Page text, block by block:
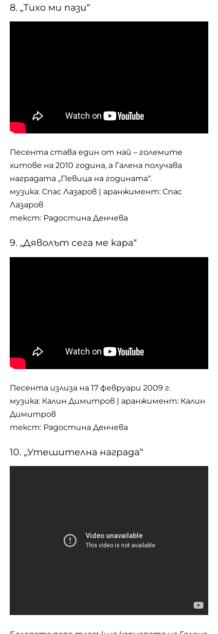
8. „Тихо ми пази“
Песента става един от най – големите
хитове на 2010 година, а Галена получава
наградата „Певица на годината“.
музика: Спас Лазаров | аранжимент: Спас
Лазаров
текст: Радостина Денчева
9. „Дяволът сега ме кара“
Песента излиза на 17 февруари 2009 г.
музика: Калин Димитров | аранжимент: Калин
Димитров
текст: Радостина Денчева
10. „Утешителна награда“